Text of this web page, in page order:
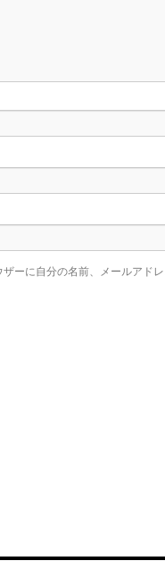
ーに自分の名前、メールアド